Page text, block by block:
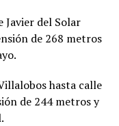
Javier del Solar
de 268 metros
hasta calle
de 244 metros y